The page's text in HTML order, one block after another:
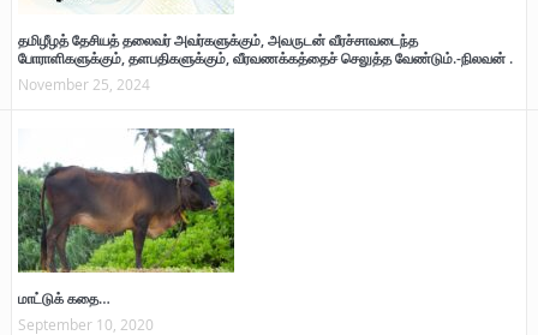
தமிழீழத் தேசியத் தலைவர் அவர்களுக்கும், அவருடன் வீரச்சாவடைந்த
போராளிகளுக்கும், தளபதிகளுக்கும், வீரவணக்கத்தைச் செலுத்த வேண்டும்.-நிலவன் .
November 25, 2024
மாட்டுக் கதை…
September 10, 2020